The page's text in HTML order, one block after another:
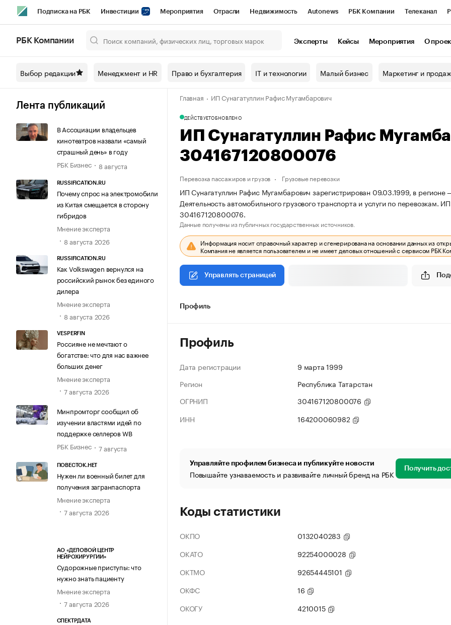
Подписка на РБК Инвестиции Мероприятия Отрасли Недвижимость Autonews РБК Компании Телеканал
Спецпроекты СПб Конференции СПб Спецпроекты Проверка контрагентов
Технологии и медиа Рынок наличной валюты
РБК Компании Эксперты Кейсы Мероприятия О
Выбор редакции Менеджмент и HR Право и бухгалтерия IT и технологии Малый бизнес Маркетинг и
Лента публикаций
В Ассоциации владельцев
кинотеатров назвали «самый
страшный день» в году
РБК Бизнес
8 августа
RUSSIFICATION.RU
Почему спрос на электромобили
из Китая смещается в сторону
гибридов
Мнение эксперта
8 августа 2026
RUSSIFICATION.RU
Как Volkswagen вернулся на
российский рынок без единого
дилера
Мнение эксперта
8 августа 2026
VESPERFIN
Россияне не мечтают о
богатстве: что для нас важнее
больших денег
Мнение эксперта
7 августа 2026
Минпромторг сообщил об
изучении властями идей по
поддержке селлеров WB
РБК Бизнес
7 августа
ПОВЕСТОК.НЕТ
Нужен ли военный билет для
получения загранпаспорта
Мнение эксперта
7 августа 2026
АО «ДЕЛОВОЙ ЦЕНТР
НЕЙРОХИРУРГИИ»
Судорожные приступы: что
нужно знать пациенту
Мнение эксперта
7 августа 2026
СПЕКТРДАТА
Главная ИП Сунагатуллин Рафис Мугамбарович
ДЕЙСТВУЕТОБНОВЛЕНО
ИП Сунагатуллин Рафис
304167120800076
Перевозка пассажиров и грузов Грузовые перевозки
ИП Сунагатуллин Рафис Мугамбарович зарегистрирован 09.03.1999, в регионе
Деятельность автомобильного грузового транспорта и услуги по
304167120800076.
Данные получены из публичных государственных источников.
Информация носит справочный характер и сгенерирована на основании данных из
Компания не является пользователем и не имеет деловых отношений с сервисом РБК
Управлять страницей
Профиль
Профиль
Дата регистрации
9 марта 1999
Регион
Республика Татарстан
ОГРНИП
304167120800076
ИНН
164200060982
Управляйте профилем бизнеса и публикуйте новости
Повышайте узнаваемость и развивайте личный бренд на РБК Получить
Коды статистики
ОКПО
0132040283
ОКАТО
92254000028
ОКТМО
92654445101
ОКФС
16
ОКОГУ
4210015